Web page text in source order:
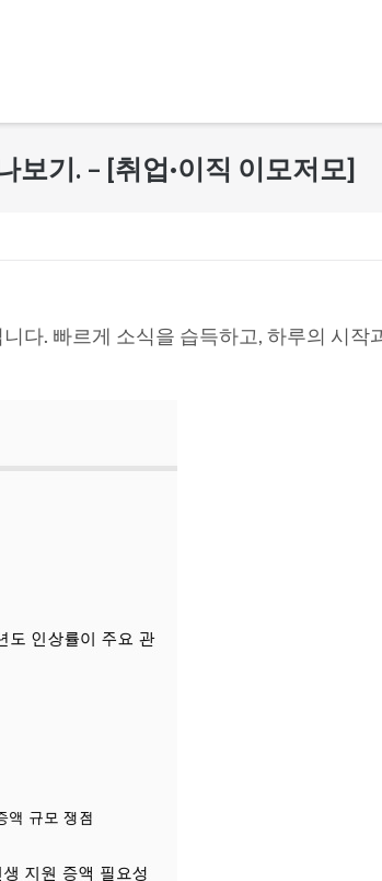
보기. – [취업·이직 이모저모]
다. 빠르게 소식을 습득하고, 하루의 시작